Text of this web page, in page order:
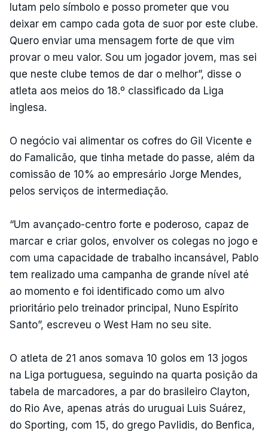
lutam pelo símbolo e posso prometer que vou
deixar em campo cada gota de suor por este clube.
Quero enviar uma mensagem forte de que vim
provar o meu valor. Sou um jogador jovem, mas sei
que neste clube temos de dar o melhor”, disse o
atleta aos meios do 18.º classificado da Liga
inglesa.
O negócio vai alimentar os cofres do Gil Vicente e
do Famalicão, que tinha metade do passe, além da
comissão de 10% ao empresário Jorge Mendes,
pelos serviços de intermediação.
“Um avançado-centro forte e poderoso, capaz de
marcar e criar golos, envolver os colegas no jogo e
com uma capacidade de trabalho incansável, Pablo
tem realizado uma campanha de grande nível até
ao momento e foi identificado como um alvo
prioritário pelo treinador principal, Nuno Espírito
Santo”, escreveu o West Ham no seu site.
O atleta de 21 anos somava 10 golos em 13 jogos
na Liga portuguesa, seguindo na quarta posição da
tabela de marcadores, a par do brasileiro Clayton,
do Rio Ave, apenas atrás do uruguai Luis Suárez,
do Sporting, com 15, do grego Pavlidis, do Benfica,